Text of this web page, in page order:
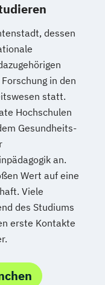
dessen
in den
statt.
Hochschulen
Gesundheits-
an.
Wert auf eine
Viele
des Studiums
erste Kontakte